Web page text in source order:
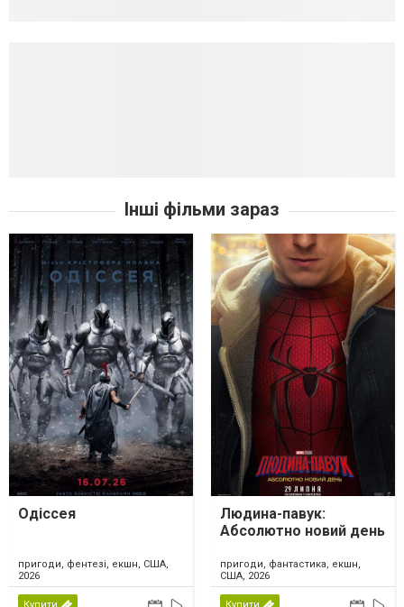
Інші фільми зараз
Одіссея
пригоди, фентезі, екшн, США,
2026
Людина-павук:
Абсолютно новий день
пригоди, фантастика, екшн,
США, 2026